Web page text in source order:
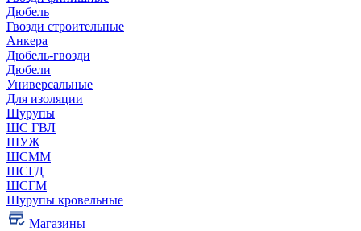
Дюбель
Гвозди строительные
Анкера
Дюбель-гвозди
Дюбели
Универсальные
Для изоляции
Шурупы
ШС ГВЛ
ШУЖ
ШСММ
ШСГД
ШСГМ
Шурупы кровельные
Магазины